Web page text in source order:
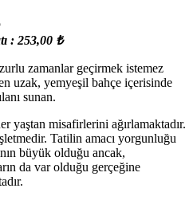
: 253,00 ₺
zamanlar geçirmek istemez
uzak, yemyeşil bahçe içerisinde
sunan.
yaştan misafirlerini ağırlamaktadır.
Tatilin amacı yorgunluğu
büyük olduğu ancak,
da var olduğu gerçeğine